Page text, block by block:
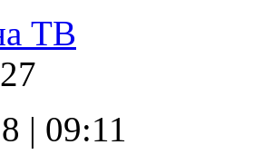
ТВ
| 09:11